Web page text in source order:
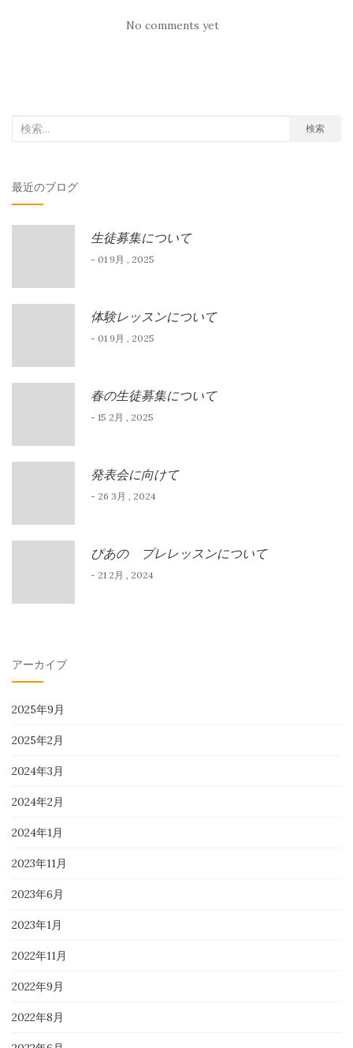
No comments yet
検
象:
検索
最近のブログ
生徒募集について
- 01 9月 , 2025
体験レッスンについて
- 01 9月 , 2025
春の生徒募集について
- 15 2月 , 2025
発表会に向けて
- 26 3月 , 2024
ぴあの プレレッスンについて
- 21 2月 , 2024
アーカイブ
2025年9月
2025年2月
2024年3月
2024年2月
2024年1月
2023年11月
2023年6月
2023年1月
2022年11月
2022年9月
2022年8月